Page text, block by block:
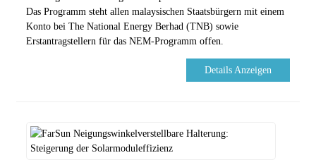
Das Programm steht allen malaysischen Staatsbürgern mit einem
Konto bei The National Energy Berhad (TNB) sowie
Erstantragstellern für das NEM-Programm offen.
Details Anzeigen